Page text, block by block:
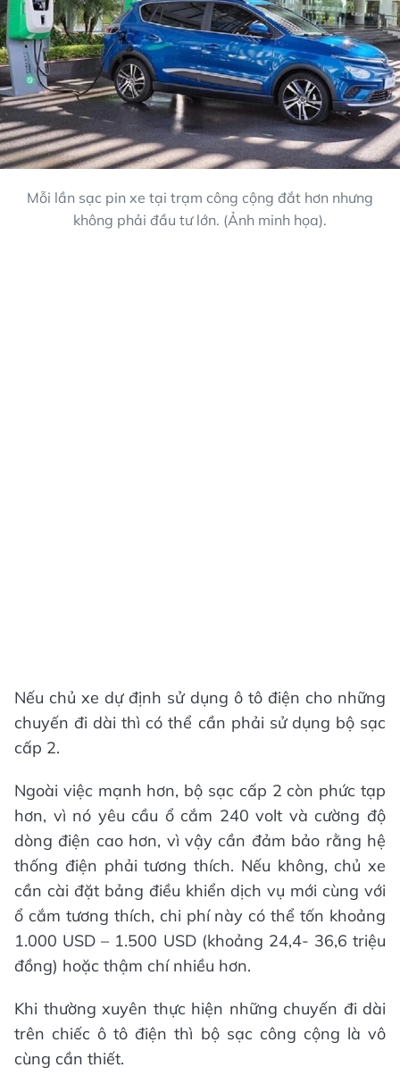
Mỗi lần sạc pin xe tại trạm công cộng đắt hơn nhưng
không phải đầu tư lớn. (Ảnh minh họa).
Nếu chủ xe dự định sử dụng ô tô điện cho những
chuyến đi dài thì có thể cần phải sử dụng bộ sạc
cấp 2.
Ngoài việc mạnh hơn, bộ sạc cấp 2 còn phức tạp
hơn, vì nó yêu cầu ổ cắm 240 volt và cường độ
dòng điện cao hơn, vì vậy cần đảm bảo rằng hệ
thống điện phải tương thích. Nếu không, chủ xe
cần cài đặt bảng điều khiển dịch vụ mới cùng với
ổ cắm tương thích, chi phí này có thể tốn khoảng
1.000 USD – 1.500 USD (khoảng 24,4- 36,6 triệu
đồng) hoặc thậm chí nhiều hơn.
Khi thường xuyên thực hiện những chuyến đi dài
trên chiếc ô tô điện thì bộ sạc công cộng là vô
cùng cần thiết.